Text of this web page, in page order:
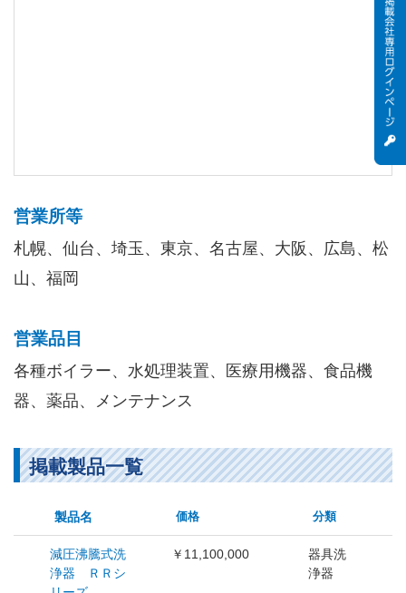
営業所等
札幌、仙台、埼玉、東京、名古屋、大阪、広島、松
山、福岡
営業品目
各種ボイラー、水処理装置、医療用機器、食品機
器、薬品、メンテナンス
掲載製品一覧
製品名 価格 分類
減圧沸騰式洗
浄器 ＲＲシ
￥11,100,000
器具洗
浄器